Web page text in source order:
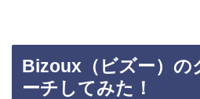
Bizoux（ビズー）の
ーチしてみた！